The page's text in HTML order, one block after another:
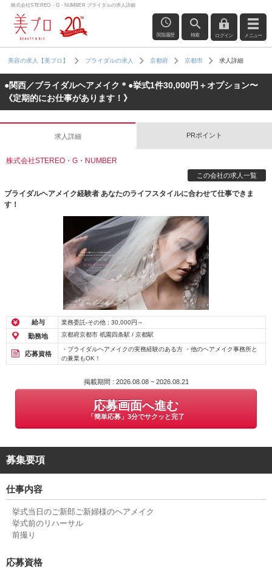
株式会社STEREO・G・NUMBER ブライダルの求人詳細
閲覧履歴 検索 ログイン メニュー
美容の求人【美プロ】 ブライダルの求人 京都府 京都市 求人詳細
●関西／ブライダルヘアメイク＊●挙式1件30,000円＋オプション〜
《定期的にお仕事があります！》
求人詳細 PRポイント
株式会社STEREO・G・NUMBER
この会社の求人一覧
ブライダルヘアメイク経験者 あなたのライフスタイルに合わせて仕事できま
す！
給与 業務委託-その他 : 30,000円～
勤務地 京都府京都市 祇園四条駅 / 京都駅
応募資格
・ブライダルヘアメイクの実務経験のある方 ・他のヘアメイク事務所と
の兼業もOK！
掲載期間 : 2026.08.08 ~ 2026.08.21
応募画面へ進む
「簡単応募」3分でサクッと完了
募集要項
仕事内容
挙式当日のご新郎ご新婦様のヘアメイク
挙式前のリハーサル
前撮り
応募資格